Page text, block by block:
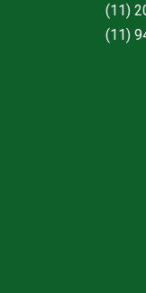
(11)
(11)